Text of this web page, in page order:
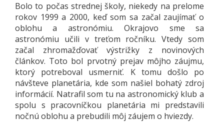
Bolo to počas strednej školy, niekedy na prelome
rokov 1999 a 2000, keď som sa začal zaujímať o
oblohu a astronómiu. Okrajovo sme sa
astronómiu učili v treťom ročníku. Vtedy som
začal zhromažďovať výstrižky z novinových
článkov. Toto bol prvotný prejav môjho záujmu,
ktorý potreboval usmerniť. K tomu došlo po
návšteve planetária, kde som našiel bohatý zdroj
informácií. Natrafil som tu na astronomický klub a
spolu s pracovníčkou planetária mi predstavili
nočnú oblohu a prebudili môj záujem o hviezdy.